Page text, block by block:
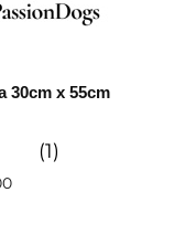
30cm x 55cm
(1)